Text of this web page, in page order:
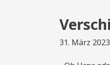
31. März 2023